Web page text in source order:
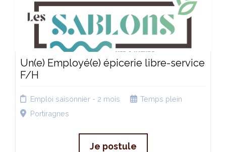
Un(e) Employé(e) épicerie libre-service
F/H
Emploi saisonnier - 2 mois
Temps plein
Portiragnes
Je postule